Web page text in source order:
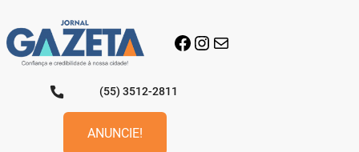
para
o
conteúdo
Facebook
Instagram
E-mail
(55) 3512-2811
ANUNCIE!